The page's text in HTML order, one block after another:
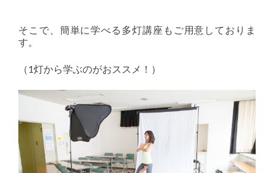
そこで、簡単に学べる多灯講座もご用意しておりま
す。
（1灯から学ぶのがおススメ！）